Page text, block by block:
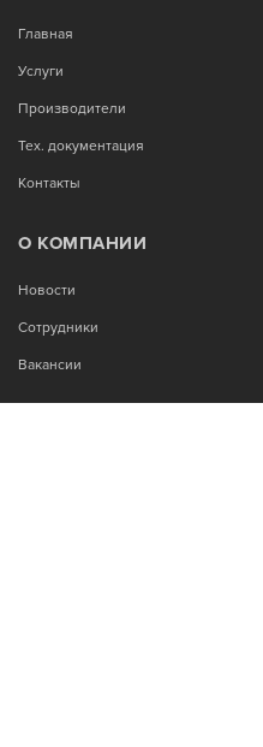
Главная
Услуги
Производители
Тех. документация
Контакты
О КОМПАНИИ
Новости
Сотрудники
Вакансии